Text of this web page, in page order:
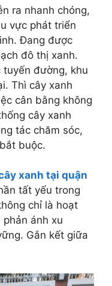
ra nhanh chóng,
vực phát triển
Đang được
đô thị xanh.
tuyến đường, khu
Thì cây xanh
cân bằng không
cây xanh
tác chăm sóc,
buộc.
xanh tại quận
tất yếu trong
chỉ là hoạt
ánh xu
Gắn kết giữa